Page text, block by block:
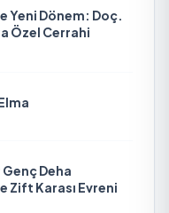
Yeni Dönem: Doç.
Özel Cerrahi
Deha
Zift Karası Evreni